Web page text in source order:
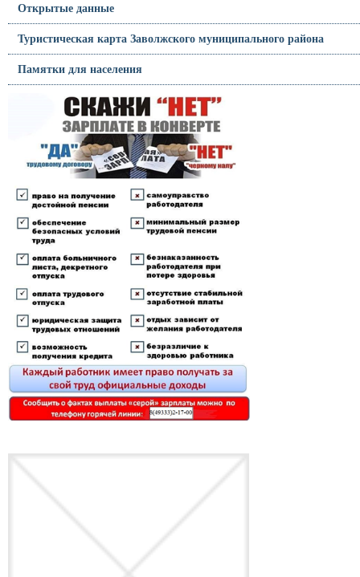
Открытые данные
Туристическая карта Заволжского муниципального района
Памятки для населения